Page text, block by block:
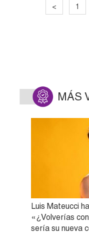
< 1
MÁS
Luis Mateucci
«¿Volverías
sería su nueva